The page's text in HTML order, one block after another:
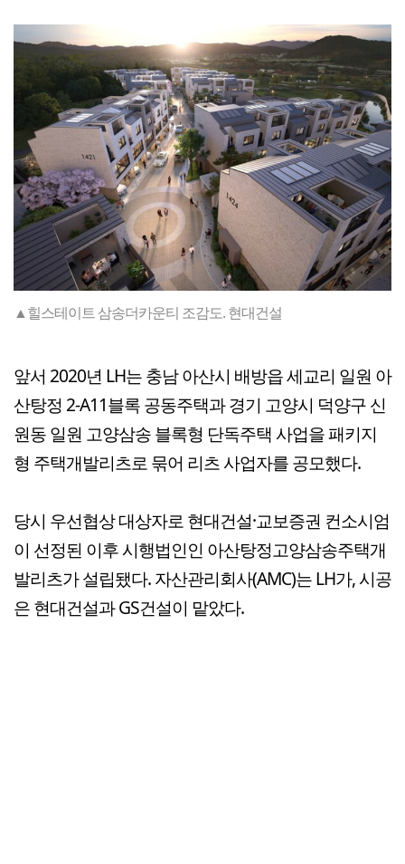
▲힐스테이트 삼송더카운티 조감도. 현대건설
앞서 2020년 LH는 충남 아산시 배방읍 세교리 일원 아
산탕정 2-A11블록 공동주택과 경기 고양시 덕양구 신
원동 일원 고양삼송 블록형 단독주택 사업을 패키지
형 주택개발리츠로 묶어 리츠 사업자를 공모했다.
당시 우선협상 대상자로 현대건설·교보증권 컨소시엄
이 선정된 이후 시행법인인 아산탕정고양삼송주택개
발리츠가 설립됐다. 자산관리회사(AMC)는 LH가, 시공
은 현대건설과 GS건설이 맡았다.